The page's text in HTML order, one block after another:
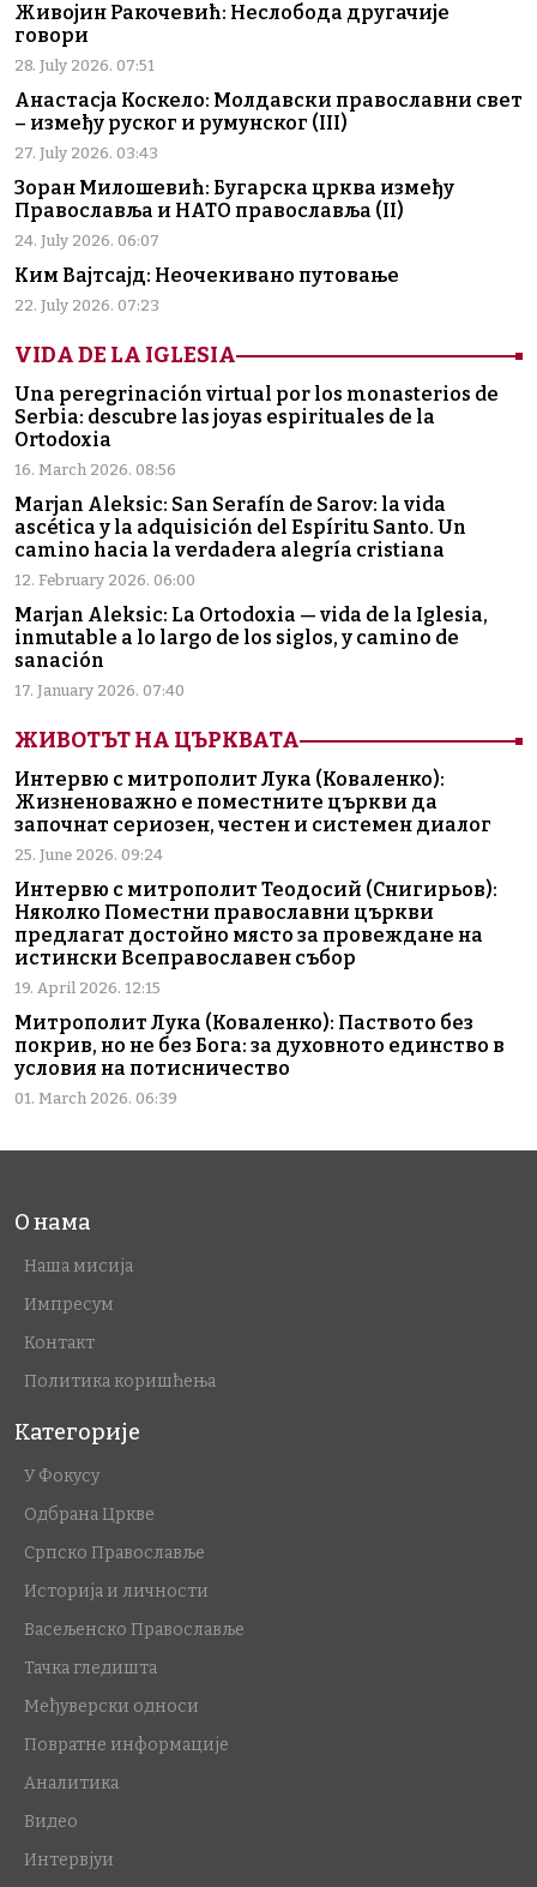
Живојин Ракочевић: Неслобода другачије
говори
28. July 2026. 07:51
Анастасја Коскело: Молдавски православни свет
– између руског и румунског (III)
27. July 2026. 03:43
Зоран Милошевић: Бугарска црква између
Православља и НАТО православља (II)
24. July 2026. 06:07
Ким Вајтсајд: Неочекивано путовање
22. July 2026. 07:23
VIDA DE LA IGLESIA
Una peregrinación virtual por los monasterios de
Serbia: descubre las joyas espirituales de la
Ortodoxia
16. March 2026. 08:56
Marjan Aleksic: San Serafín de Sarov: la vida
ascética y la adquisición del Espíritu Santo. Un
camino hacia la verdadera alegría cristiana
12. February 2026. 06:00
Marjan Aleksic: La Ortodoxia — vida de la Iglesia,
inmutable a lo largo de los siglos, y camino de
sanación
17. January 2026. 07:40
ЖИВОТЪТ НА ЦЪРКВАТА
Интервю с митрополит Лука (Коваленко):
Жизненоважно е поместните църкви да
започнат сериозен, честен и системен диалог
25. June 2026. 09:24
Интервю с митрополит Теодосий (Снигирьов):
Няколко Поместни православни църкви
предлагат достойно място за провеждане на
истински Всеправославен събор
19. April 2026. 12:15
Митрополит Лука (Коваленко): Паството без
покрив, но не без Бога: за духовното единство в
условия на потисничество
01. March 2026. 06:39
О нама
Наша мисија
Импресум
Контакт
Политика коришћења
Категорије
У Фокусу
Одбрана Цркве
Српско Православље
Историја и личности
Васељенско Православље
Тачка гледишта
Међуверски односи
Повратне информације
Аналитика
Видео
Интервјуи